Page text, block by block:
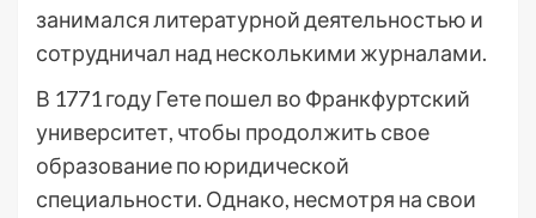
занимался литературной деятельностью и
сотрудничал над несколькими журналами.
В 1771 году Гете пошел во Франкфуртский
университет, чтобы продолжить свое
образование по юридической
специальности. Однако, несмотря на свои